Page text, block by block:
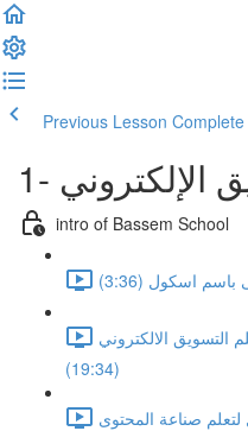
Previous Lesson
الإلكتروني
intro of Bassem School
اسكول (3:36)
التسويق الالكتروني
(19:34)
صناعة المحتوى